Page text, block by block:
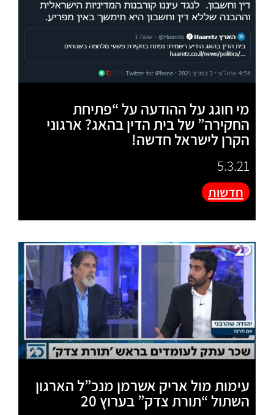
מי חוגג על ההודעה על “פתיחת
החקירה” של בית הדין בהאג? ארגוני
הקרן לישראל חדשה!
5.3.21
חדשות
עימות מול אריק אשרמן מנכ”ל הארגון
השתול “תורת צדק” בערוץ 20